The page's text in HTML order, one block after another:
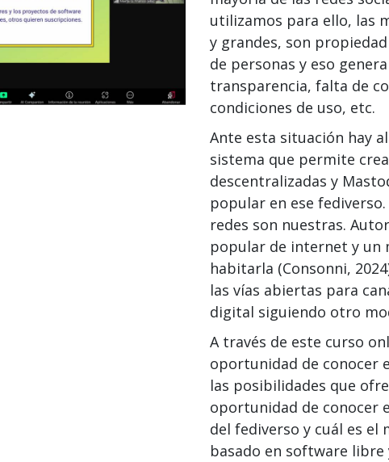
utilizamos para ello, las
y grandes, son
de personas y eso
transparencia, falta de
condiciones de uso, etc.
Ante esta situación hay
sistema que permite
descentralizadas y
popular en ese
redes son nuestras.
popular de internet y un
habitarla (Consonni,
las vías abiertas para
digital siguiendo otro
A través de este curso
oportunidad de conocer
las posibilidades que
oportunidad de conocer
del fediverso y cuál es el
basado en software libre